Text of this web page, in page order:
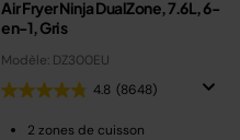
Air Fryer Ninja DualZone, 7.6L, 6-
en-1, Gris
Modèle: DZ300EU
4.8 (8648)
2 zones de cuisson